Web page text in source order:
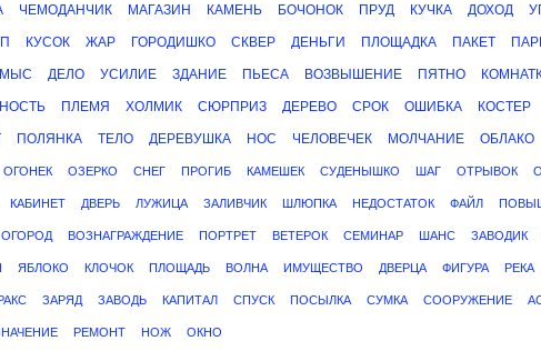
ЧЕМОДАНЧИК МАГАЗИН КАМЕНЬ БОЧОНОК ПРУД КУЧКА ДОХОД
КУСОК ЖАР ГОРОДИШКО СКВЕР ДЕНЬГИ ПЛОЩАДКА ПАКЕТ
МЫС ДЕЛО УСИЛИЕ ЗДАНИЕ ПЬЕСА ВОЗВЫШЕНИЕ ПЯТНО
ПЛЕМЯ ХОЛМИК СЮРПРИЗ ДЕРЕВО СРОК ОШИБКА КОСТЕР
ПОЛЯНКА ТЕЛО ДЕРЕВУШКА НОС ЧЕЛОВЕЧЕК МОЛЧАНИЕ ОБЛАКО
ОГОНЕК ОЗЕРКО СНЕГ ПРОГИБ КАМЕШЕК СУДЕНЫШКО ШАГ ОТРЫВОК
КАБИНЕТ ДВЕРЬ ЛУЖИЦА ЗАЛИВЧИК ШЛЮПКА НЕДОСТАТОК ФАЙЛ
ОГОРОД ВОЗНАГРАЖДЕНИЕ ПОРТРЕТ ВЕТЕРОК СЕМИНАР ШАНС ЗАВОДИК
ЯБЛОКО КЛОЧОК ПЛОЩАДЬ ВОЛНА ИМУЩЕСТВО ДВЕРЦА ФИГУРА РЕКА
ЗАРЯД ЗАВОДЬ КАПИТАЛ СПУСК ПОСЫЛКА СУМКА СООРУЖЕНИЕ
РЕМОНТ НОЖ ОКНО